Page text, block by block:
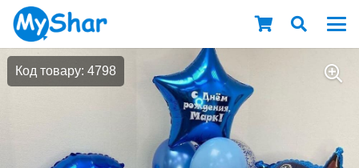
Код товару: 4798